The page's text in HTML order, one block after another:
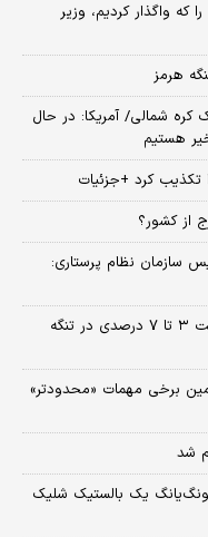
که واگذار کردیم، وزیر
هرمز
کره شمالی/ آمریکا: در حال
هستیم
تکذیب کرد +جزئیات
از کشور؟
سازمان نظام پرستاری:
رویترز: ایران و عمان برای تعیین تعرفه ترانزیت ۳ تا ۷ درصدی در تنگه
برخی مهمات «محدودتر»
شد
یک بالستیک شلیک